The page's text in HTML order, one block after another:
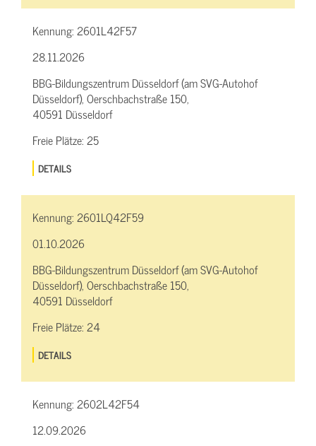
Kennung:2601L42F57
28.11.2026
BBG-Bildungszentrum Düsseldorf (am SVG-Autohof
Düsseldorf), Oerschbachstraße 150,
40591 Düsseldorf
Freie Plätze:25
DETAILS
Kennung:2601LQ42F59
01.10.2026
BBG-Bildungszentrum Düsseldorf (am SVG-Autohof
Düsseldorf), Oerschbachstraße 150,
40591 Düsseldorf
Freie Plätze:24
DETAILS
Kennung:2602L42F54
12.09.2026